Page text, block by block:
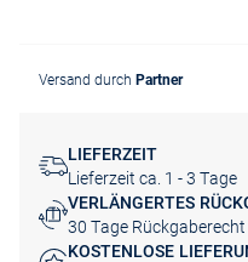
Versand durch Partner
LIEFERZEIT
Lieferzeit ca. 1 - 3 Tage
VERLÄNGERTES
30 Tage Rückgaberecht
KOSTENLOSE